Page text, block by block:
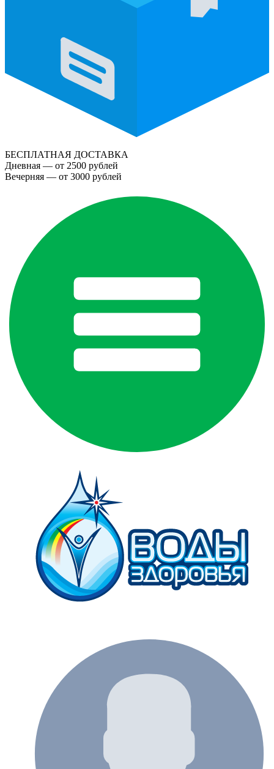
БЕСПЛАТНАЯ ДОСТАВКА
Дневная — от 2500 рублей
Вечерняя — от 3000 рублей